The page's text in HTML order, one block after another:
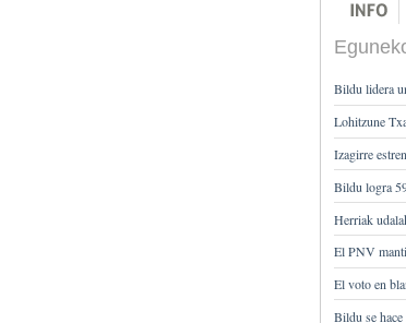
Bildu lidera
Lohitzune
Izagirre
Bildu logra
Herriak
El PNV
El voto en
Bildu se